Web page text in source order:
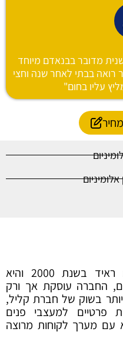
מדובר בבנאדם מיוחד
רואה בבתי לאחר שנה וחצי
עליו בחום"
החברה שנוסדה ע"י הבעלים ראיד בשנת 2000 והיא
החברה עוסקת אך ורק
בשוק של חברת קליל,
פרטיים למעצבי פנים
עם מערך לקוחות מרוצה